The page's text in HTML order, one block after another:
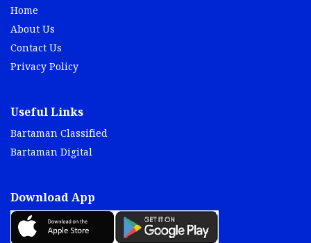
Home
About Us
Contact Us
Privacy Policy
Useful Links
Bartaman Classified
Bartaman Digital
Download App